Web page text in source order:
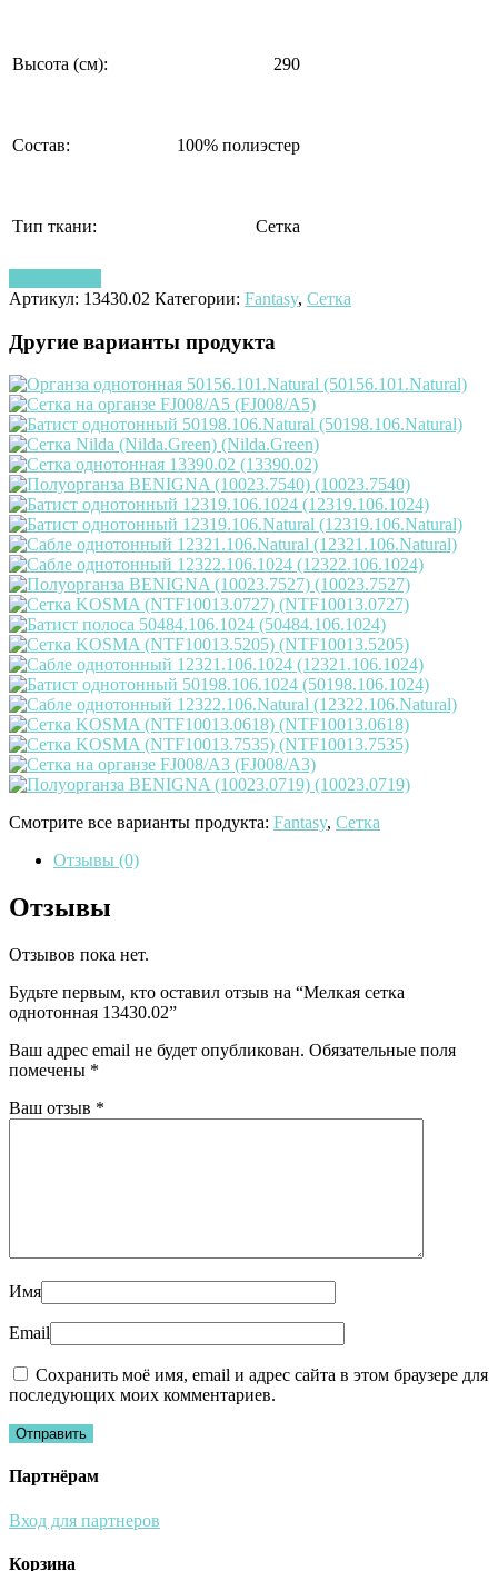
Высота (см): 290
Состав: 100% полиэстер
Тип ткани: Сетка
Артикул: 13430.02 Категории: Fantasy, Сетка
Другие варианты продукта
Смотрите все варианты продукта: Fantasy, Сетка
Отзывы (0)
Отзывы
Отзывов пока нет.
Будьте первым, кто оставил отзыв на “Мелкая сетка
однотонная 13430.02”
Ваш адрес email не будет опубликован. Обязательные поля
помечены *
Ваш отзыв *
Имя
Email
Сохранить моё имя, email и адрес сайта в этом браузере для
последующих моих комментариев.
Партнёрам
Вход для партнеров
Корзина